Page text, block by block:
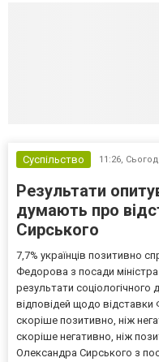
Суспільство 11:26,
Результати
думають про
Сирського
7,7% українців позитивно
Федорова з посади
результати соціологічного
відповідей щодо
скоріше позитивно, ніж
скоріше негативно, ніж
Олександра Сирського з